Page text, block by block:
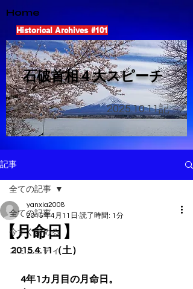
Home
Historical Archives #101
​石破首相４大スピーチ
2025.10.11記
記事
全ての記事
今すぐ始める
コミュニティ
全ての記事
【月命日】
yanxia2008
2015年4月11日 読了時間: 1分
2015.4.11（土）
4年1カ月目の月命日。